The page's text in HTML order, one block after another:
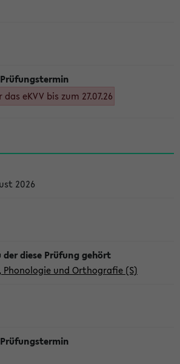
eKVV bis zum 27.07.26
2026
Phonologie und Orthografie (S)